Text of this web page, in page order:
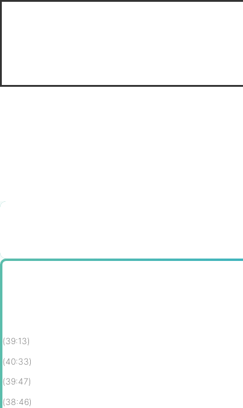
(39:13)
(40:33)
(39:47)
(38:46)